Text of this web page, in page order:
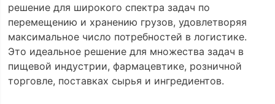
решение для широкого спектра задач по
перемещению и хранению грузов, удовлетворяя
максимальное число потребностей в логистике.
Это идеальное решение для множества задач в
пищевой индустрии, фармацевтике, розничной
торговле, поставках сырья и ингредиентов.